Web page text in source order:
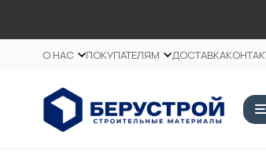
О НАС ПОКУПАТЕЛЯМ ДОСТАВКА